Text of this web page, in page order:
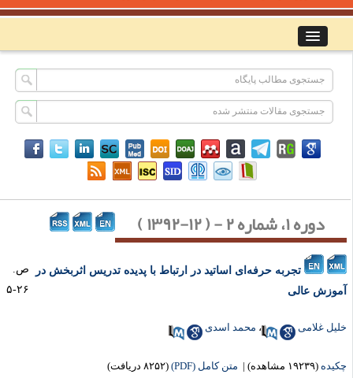
دوره ۱، شماره ۲ - ( ۱۲-۱۳۹۲ )
تجربه حرفه‌ای اساتید در ارتباط با پدیده تدریس اثربخش در
عالی
ص.
غلامی ،محمد اسدی
(۱۹۲۳۹ مشاهده) | متن کامل (PDF) (۸۲۵۲ دریافت)